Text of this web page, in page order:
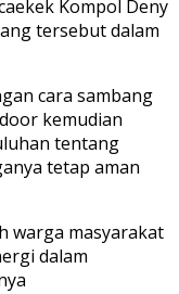
Kompol Deny
tersebut dalam
cara sambang
kemudian
tentang
tetap aman
warga masyarakat
dalam